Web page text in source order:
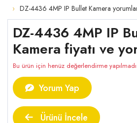
DZ-4436 4MP IP Bullet Kamera
DZ-4436 4MP IP
Kamera fiyatı ve
Bu ürün için henüz değerlendirme yapılmadı
Yorum Yap
Ürünü İncele